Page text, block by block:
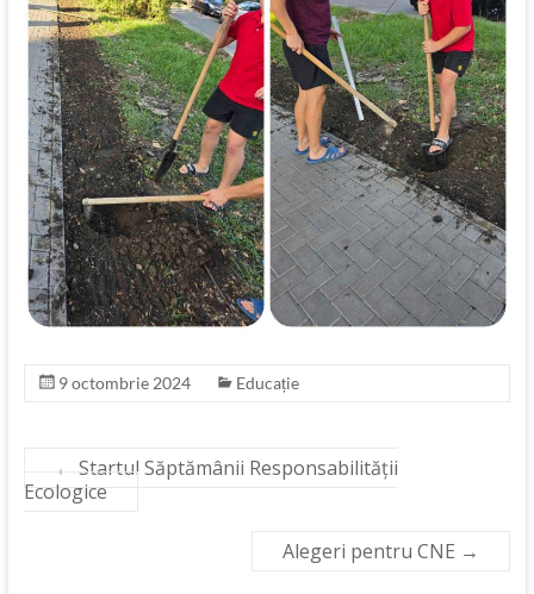
9 octombrie 2024 Educație
←
Startul Săptămânii Responsabilității
Ecologice
Alegeri pentru CNE →